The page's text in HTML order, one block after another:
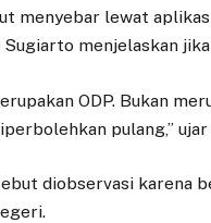
menyebar lewat
Sugiarto menjelaskan
ODP. Bukan
pulang,” ujar
diobservasi karena